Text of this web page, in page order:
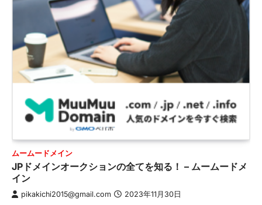
ムームードメイン
JPドメインオークションの全てを知る！ – ムームードメ
イン
pikakichi2015@gmail.com 2023年11月30日